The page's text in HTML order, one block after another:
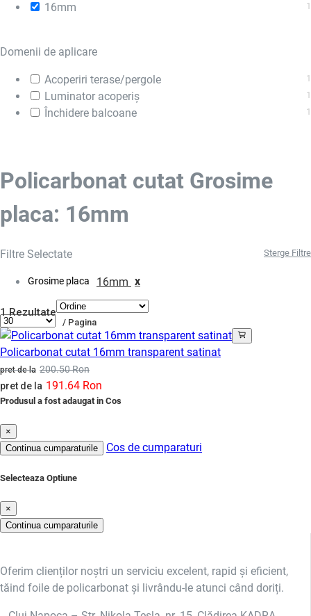
16mm 1
Domenii de aplicare
Acoperiri terase/pergole 1
Luminator acoperiș 1
Închidere balcoane 1
Policarbonat cutat Grosime
placa: 16mm
Filtre Selectate Sterge Filtre
Grosime placa 16mm x
1 Rezultate
/ Pagina
Policarbonat cutat 16mm transparent satinat
pret de la 200.50 Ron
pret de la 191.64 Ron
Produsul a fost adaugat in Cos
×
Continua cumparaturile
Cos de cumparaturi
Selecteaza Optiune
×
Continua cumparaturile
Oferim clienților noștri un serviciu excelent, rapid și eficient,
tăind foile de policarbonat și livrându-le atunci când doriți.